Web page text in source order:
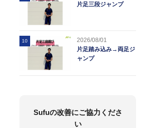
片足三段ジャンプ
10
2026/08/01
片足踏み込み→両足ジ
ャンプ
Sufuの改善にご協力くださ
い